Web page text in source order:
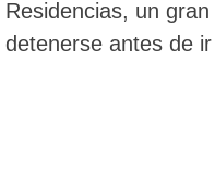
Residencias, un
detenerse antes de ir